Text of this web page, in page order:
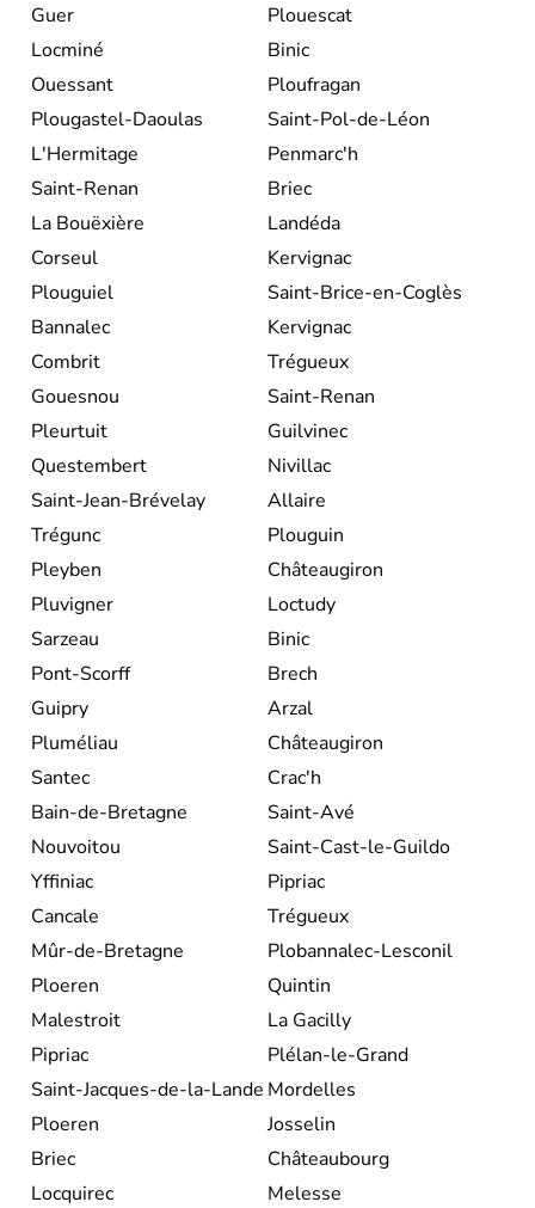
Guer
Plouescat
Locminé
Binic
Ouessant
Ploufragan
Plougastel-Daoulas
Saint-Pol-de-Léon
L'Hermitage
Penmarc'h
Saint-Renan
Briec
La Bouëxière
Landéda
Corseul
Kervignac
Plouguiel
Saint-Brice-en-Coglès
Bannalec
Kervignac
Combrit
Trégueux
Gouesnou
Saint-Renan
Pleurtuit
Guilvinec
Questembert
Nivillac
Saint-Jean-Brévelay
Allaire
Trégunc
Plouguin
Pleyben
Châteaugiron
Pluvigner
Loctudy
Sarzeau
Binic
Pont-Scorff
Brech
Guipry
Arzal
Pluméliau
Châteaugiron
Santec
Crac'h
Bain-de-Bretagne
Saint-Avé
Nouvoitou
Saint-Cast-le-Guildo
Yffiniac
Pipriac
Cancale
Trégueux
Mûr-de-Bretagne
Plobannalec-Lesconil
Ploeren
Quintin
Malestroit
La Gacilly
Pipriac
Plélan-le-Grand
Saint-Jacques-de-la-Lande Mordelles
Ploeren
Josselin
Briec
Châteaubourg
Locquirec
Melesse